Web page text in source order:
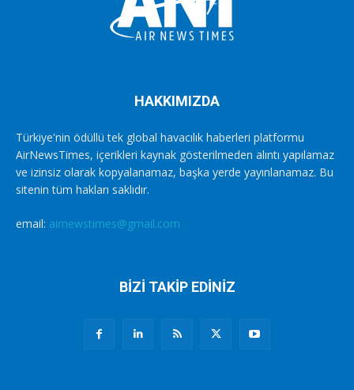
HAKKIMIZDA
Türkiye'nin ödüllü tek global havacılık haberleri platformu
AirNewsTimes, içerikleri kaynak gösterilmeden alıntı yapılamaz
ve izinsiz olarak kopyalanamaz, başka yerde yayınlanamaz. Bu
sitenin tüm hakları saklıdır.
email: airnewstimes@gmail.com
BİZİ TAKİP EDİNİZ